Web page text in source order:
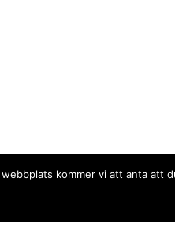
kommer vi att anta att